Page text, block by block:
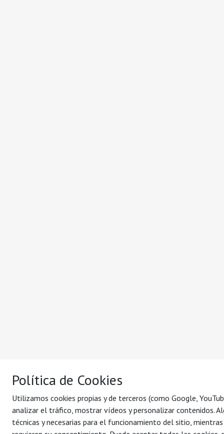
Política de Cookies
Utilizamos cookies propias y de terceros (como Google,
analizar el tráfico, mostrar vídeos y personalizar contenidos.
técnicas y necesarias para el funcionamiento del sitio,